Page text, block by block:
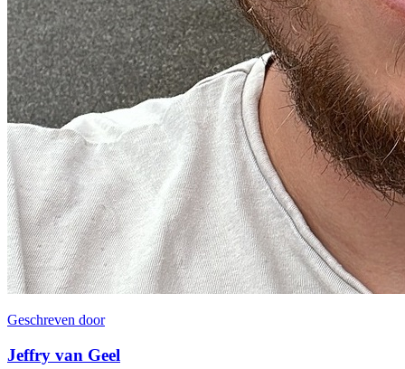
Geschreven door
Jeffry van Geel